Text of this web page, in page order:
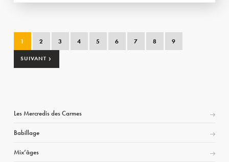
1 2 3 4 5 6 7 8 9
SUIVANT ›
Les Mercredis des Carmes
Babillage
Mix’âges